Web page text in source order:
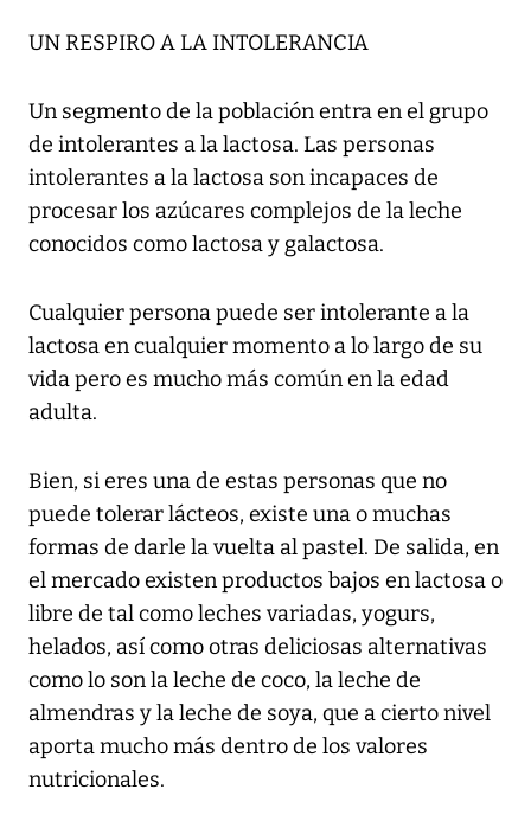
UN RESPIRO A LA INTOLERANCIA
Un segmento de la población entra en el grupo
de intolerantes a la lactosa. Las personas
intolerantes a la lactosa son incapaces de
procesar los azúcares complejos de la leche
conocidos como lactosa y galactosa.
Cualquier persona puede ser intolerante a la
lactosa en cualquier momento a lo largo de su
vida pero es mucho más común en la edad
adulta.
Bien, si eres una de estas personas que no
puede tolerar lácteos, existe una o muchas
formas de darle la vuelta al pastel. De salida, en
el mercado existen productos bajos en lactosa o
libre de tal como leches variadas, yogurs,
helados, así como otras deliciosas alternativas
como lo son la leche de coco, la leche de
almendras y la leche de soya, que a cierto nivel
aporta mucho más dentro de los valores
nutricionales.